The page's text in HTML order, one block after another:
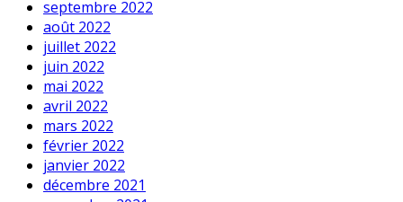
septembre 2022
août 2022
juillet 2022
juin 2022
mai 2022
avril 2022
mars 2022
février 2022
janvier 2022
décembre 2021